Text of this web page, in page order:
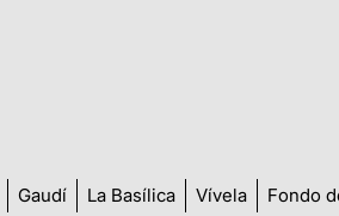
Gaudí La Basílica Vívela Fondo